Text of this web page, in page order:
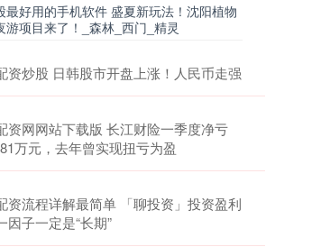
最好用的手机软件 盛夏新玩法！沈阳植物
游项目来了！_森林_西门_精灵
资炒股 日韩股市开盘上涨！人民币走强
资网网站下载版 长江财险一季度净亏
万元，去年曾实现扭亏为盈
资流程详解最简单 「聊投资」投资盈利
因子一定是“长期”